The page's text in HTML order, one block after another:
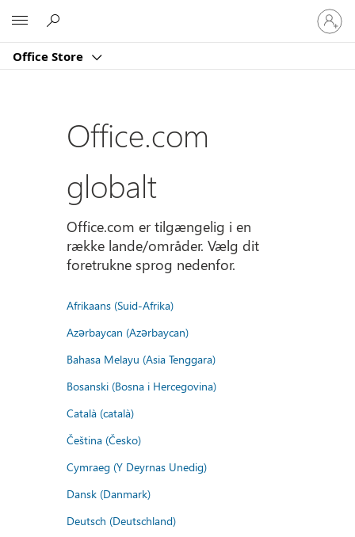
Office Store
Log
på
din
Office.com
globalt
Office.com er tilgængelig i en
række lande/områder. Vælg dit
foretrukne sprog nedenfor.
Afrikaans (Suid-Afrika)
Azərbaycan (Azərbaycan)
Bahasa Melayu (Asia Tenggara)
Bosanski (Bosna i Hercegovina)
Català (català)
Čeština (Česko)
Cymraeg (Y Deyrnas Unedig)
Dansk (Danmark)
Deutsch (Deutschland)